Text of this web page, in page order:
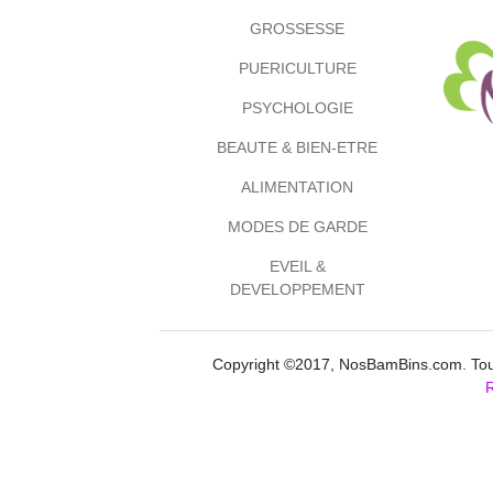
GROSSESSE
PUERICULTURE
PSYCHOLOGIE
BEAUTE & BIEN-ETRE
ALIMENTATION
MODES DE GARDE
EVEIL &
DEVELOPPEMENT
Copyright ©2017, NosBamBins.com.